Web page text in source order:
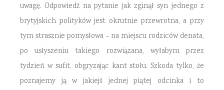
uwagę. Odpowiedź na pytanie jak zginął syn jednego z
brytyjskich polityków jest okrutnie przewrotna, a przy
tym strasznie pomysłowa – na miejscu rodziców denata,
po usłyszeniu takiego rozwiązana, wyłabym przez
tydzień w sufit, obgryzając kant stołu. Szkoda tylko, że
poznajemy ją w jakiejś jednej piątej odcinka i to